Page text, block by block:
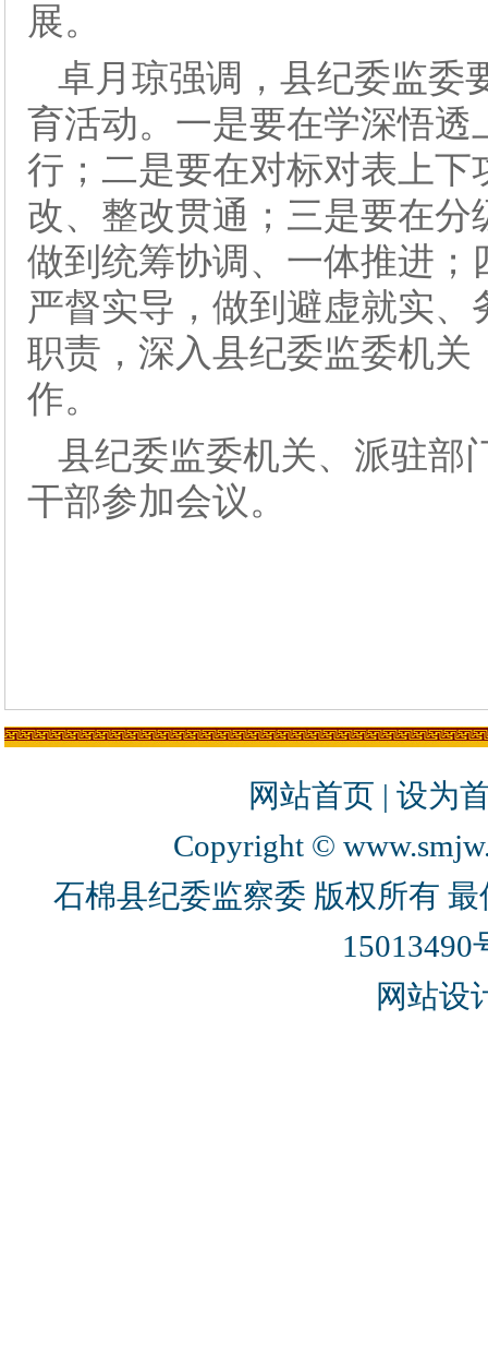
展。
卓月琼强调，县纪委监委
育活动。一是要在学深悟
行；二是要在对标对表上
改、整改贯通；三是要在
做到统筹协调、一体推进
严督实导，做到避虚就实
职责，深入县纪委监委机
作。
县纪委监委机关、派驻部
干部参加会议。
网站首页 | 设为
Copyright ©
石棉县纪委监察委 版权所有
15013490
网站设